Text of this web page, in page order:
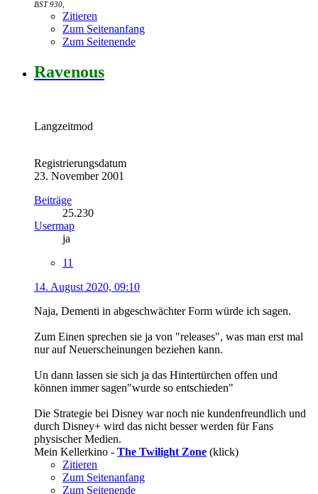
BST 930,
Zitieren
Zum Seitenanfang
Zum Seitenende
Ravenous
Langzeitmod
Registrierungsdatum
23. November 2001
Beiträge
25.230
Usermap
ja
11
14. August 2020, 09:10
Naja, Dementi in abgeschwächter Form würde ich sagen.
Zum Einen sprechen sie ja von "releases", was man erst mal
nur auf Neuerscheinungen beziehen kann.
Un dann lassen sie sich ja das Hintertürchen offen und
können immer sagen"wurde so entschieden"
Die Strategie bei Disney war noch nie kundenfreundlich und
durch Disney+ wird das nicht besser werden für Fans
physischer Medien.
Mein Kellerkino - The Twilight Zone (klick)
Zitieren
Zum Seitenanfang
Zum Seitenende